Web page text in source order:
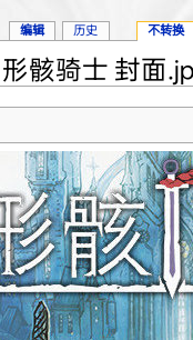
骸骑士 封面
编辑 历史 不转换